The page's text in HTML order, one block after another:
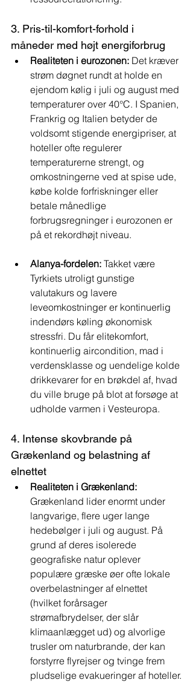
3. Pris-til-komfort-forhold i
måneder med højt energiforbrug
Realiteten i eurozonen: Det kræver
strøm døgnet rundt at holde en
ejendom kølig i juli og august med
temperaturer over 40°C. I Spanien,
Frankrig og Italien betyder de
voldsomt stigende energipriser, at
hoteller ofte regulerer
temperaturerne strengt, og
omkostningerne ved at spise ude,
købe kolde forfriskninger eller
betale månedlige
forbrugsregninger i eurozonen er
på et rekordhøjt niveau.
Alanya-fordelen: Takket være
Tyrkiets utroligt gunstige
valutakurs og lavere
leveomkostninger er kontinuerlig
indendørs køling økonomisk
stressfri. Du får elitekomfort,
kontinuerlig aircondition, mad i
verdensklasse og uendelige kolde
drikkevarer for en brøkdel af, hvad
du ville bruge på blot at forsøge at
udholde varmen i Vesteuropa.
4. Intense skovbrande på
Grækenland og belastning af
elnettet
Realiteten i Grækenland:
Grækenland lider enormt under
langvarige, flere uger lange
hedebølger i juli og august. På
grund af deres isolerede
geografiske natur oplever
populære græske øer ofte lokale
overbelastninger af elnettet
(hvilket forårsager
strømafbrydelser, der slår
klimaanlægget ud) og alvorlige
trusler om naturbrande, der kan
forstyrre flyrejser og tvinge frem
pludselige evakueringer af hoteller.